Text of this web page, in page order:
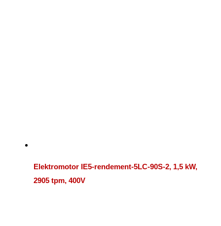
Elektromotor IE5-rendement-5LC-90S-2, 1,5 kW,
2905 tpm, 400V